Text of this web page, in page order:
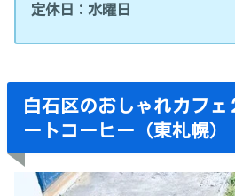
定休日：水曜日
白石区のおしゃれカフェ
ートコーヒー（東札幌）